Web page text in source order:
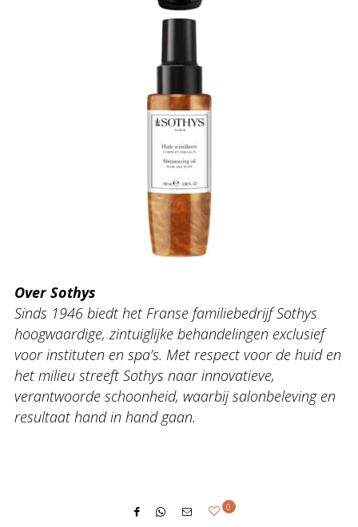
Over Sothys
Sinds 1946 biedt het Franse familiebedrijf Sothys
hoogwaardige, zintuiglijke behandelingen exclusief
voor instituten en spa’s. Met respect voor de huid en
het milieu streeft Sothys naar innovatieve,
verantwoorde schoonheid, waarbij salonbeleving en
resultaat hand in hand gaan.
0